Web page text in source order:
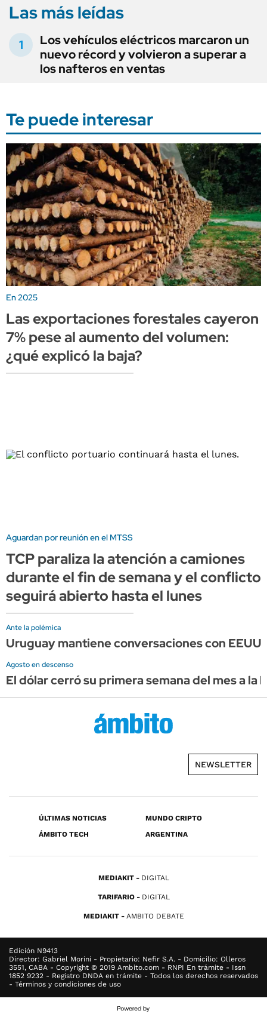
Las más leídas
Los vehículos eléctricos marcaron un
nuevo récord y volvieron a superar a
los nafteros en ventas
Te puede interesar
En 2025
Las exportaciones forestales cayeron
7% pese al aumento del volumen:
¿qué explicó la baja?
Aguardan por reunión en el MTSS
TCP paraliza la atención a camiones
durante el fin de semana y el conflicto
seguirá abierto hasta el lunes
Ante la polémica
Uruguay mantiene conversaciones con
Agosto en descenso
El dólar cerró su primera semana del mes a la
NEWSLETTER
ÚLTIMAS NOTICIAS
MUNDO CRIPTO
ÁMBITO TECH
ARGENTINA
MEDIAKIT DIGITAL
TARIFARIO DIGITAL
MEDIAKIT AMBITO DEBATE
Edición N9413
Director: Gabriel Morini - Propietario: Nefir S.A. - Domicilio: Olleros
3551, CABA - Copyright © 2019 Ambito.com - RNPI En trámite - Issn
1852 9232 - Registro DNDA en trámite - Todos los derechos reservados
- Términos y condiciones de uso